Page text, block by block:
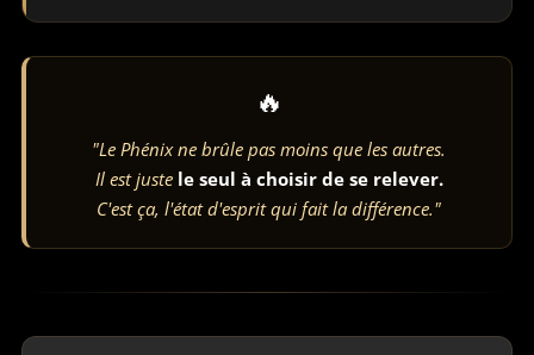
🔥
"Le Phénix ne brûle pas moins que les autres.
Il est juste le seul à choisir de se relever.
C'est ça, l'état d'esprit qui fait la différence."